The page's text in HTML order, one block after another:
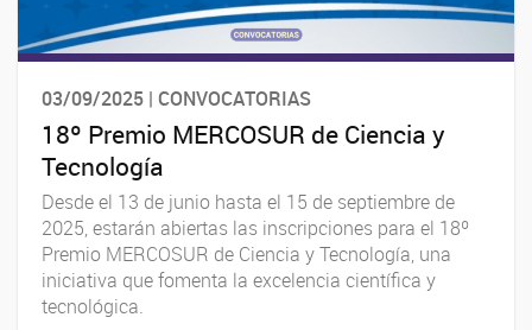
03/09/2025 | CONVOCATORIAS
18º Premio MERCOSUR de Ciencia y
Tecnología
Desde el 13 de junio hasta el 15 de septiembre de
2025, estarán abiertas las inscripciones para el 18º
Premio MERCOSUR de Ciencia y Tecnología, una
iniciativa que fomenta la excelencia científica y
tecnológica.